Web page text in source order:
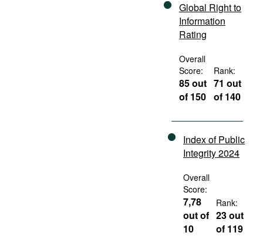
Global Right to
Information
Rating
Overall
Score:
85 out
of 150
Rank:
71 out
of 140
Index of Public
Integrity 2024
Overall
Score:
7,78
out of
10
Rank:
23 out
of 119